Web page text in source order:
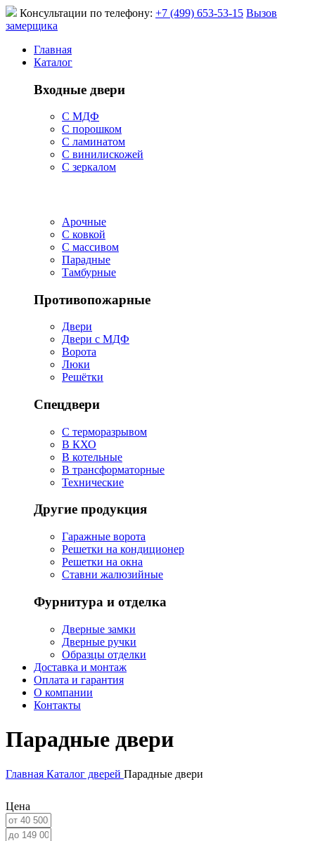
Консультации по телефону: +7 (499) 653-53-15 Вызов
замерщика
Главная
Каталог
Входные двери
С МДФ
С порошком
С ламинатом
С винилискожей
С зеркалом
Арочные
С ковкой
С массивом
Парадные
Тамбурные
Противопожарные
Двери
Двери с МДФ
Ворота
Люки
Решётки
Спецдвери
С терморазрывом
В КХО
В котельные
В трансформаторные
Технические
Другие продукция
Гаражные ворота
Решетки на кондиционер
Решетки на окна
Ставни жалюзийные
Фурнитура и отделка
Дверные замки
Дверные ручки
Образцы отделки
Доставка и монтаж
Оплата и гарантия
О компании
Контакты
Парадные двери
Главная Каталог дверей Парадные двери
Цена